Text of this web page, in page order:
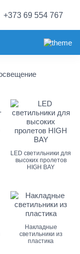
+373 69 554 767
LED светильники для
высоких пролетов
HIGH BAY
Накладные
светильники из
пластика